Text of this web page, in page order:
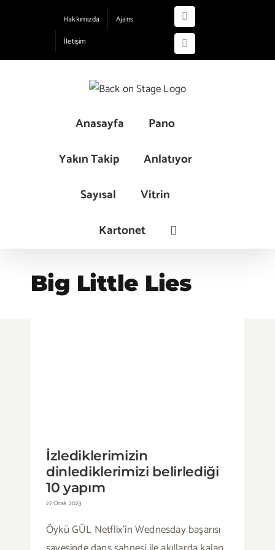
Hakkımızda
Ajans
İletişim
Instagram
YouTube
Anasayfa
Pano
Yakın Takip
Anlatıyor
Sayısal
Vitrin
Kartonet
Big Little Lies
İzlediklerimizin
dinlediklerimizi belirlediği
10 yapım
27 Ocak 2023
Öykü GÜL Netflix’in Wednesday başarısı